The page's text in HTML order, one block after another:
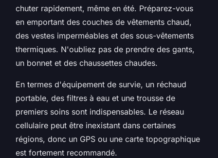
chuter rapidement, même en été. Préparez-vous
en emportant des couches de vêtements chaud,
des vestes imperméables et des sous-vêtements
thermiques. N'oubliez pas de prendre des gants,
un bonnet et des chaussettes chaudes.
En termes d'équipement de survie, un réchaud
portable, des filtres à eau et une trousse de
premiers soins sont indispensables. Le réseau
cellulaire peut être inexistant dans certaines
régions, donc un GPS ou une carte topographique
est fortement recommandé.